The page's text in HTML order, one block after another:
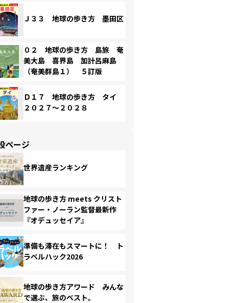
Ｊ３３ 地球の歩き方 墨田区
０２ 地球の歩き方 島旅 奄
美大島 喜界島 加計呂麻島
（奄美群島１） ５訂版
Ｄ１７ 地球の歩き方 タイ
２０２７～２０２８
ページ
世界遺産ランキング
地球の歩き方 meets クリスト
ファー・ノーラン監督最新作
『オデュッセイア』
準備も滞在もスマートに！ ト
ラベルハック2026
地球の歩き方アワード みんな
で選ぶ、旅のベスト。